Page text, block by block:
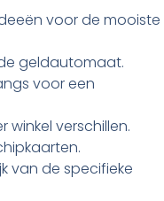
voor de mooiste
geldautomaat.
voor een
winkel verschillen.
van de specifieke